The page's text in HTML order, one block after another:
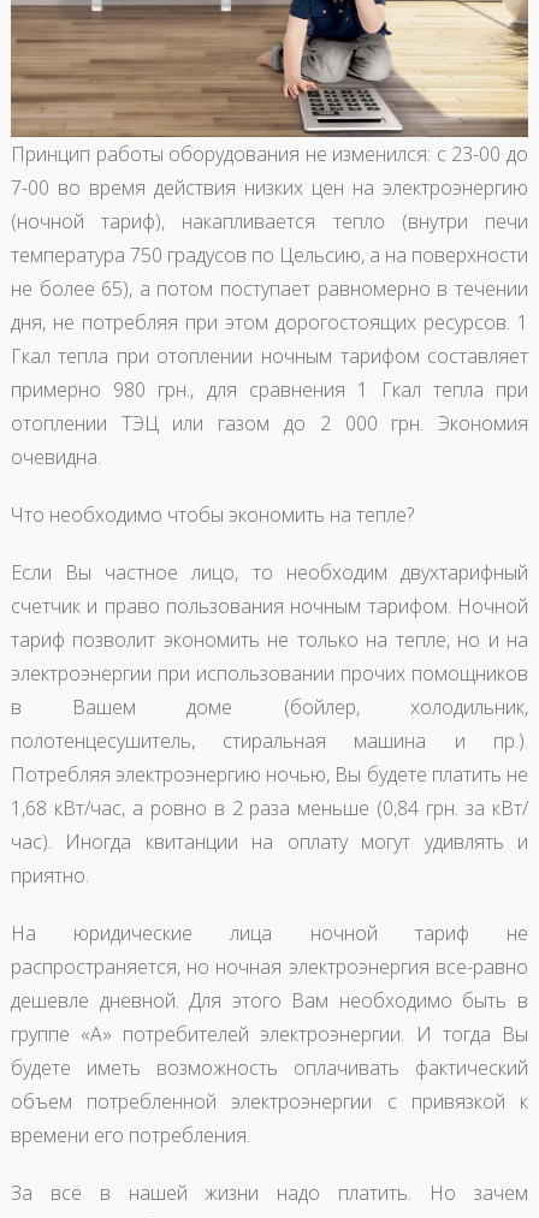
Принцип работы оборудования не изменился: с 23-00 до
7-00 во время действия низких цен на электроэнергию
(ночной тариф), накапливается тепло (внутри печи
температура 750 градусов по Цельсию, а на поверхности
не более 65), а потом поступает равномерно в течении
дня, не потребляя при этом дорогостоящих ресурсов. 1
Гкал тепла при отоплении ночным тарифом составляет
примерно 980 грн., для сравнения 1 Гкал тепла при
отоплении ТЭЦ или газом до 2 000 грн. Экономия
очевидна.
Что необходимо чтобы экономить на тепле?
Если Вы частное лицо, то необходим двухтарифный
счетчик и право пользования ночным тарифом. Ночной
тариф позволит экономить не только на тепле, но и на
электроэнергии при использовании прочих помощников
в Вашем доме (бойлер, холодильник,
полотенцесушитель, стиральная машина и пр.).
Потребляя электроэнергию ночью, Вы будете платить не
1,68 кВт/час, а ровно в 2 раза меньше (0,84 грн. за кВт/
час). Иногда квитанции на оплату могут удивлять и
приятно.
На юридические лица ночной тариф не
распространяется, но ночная электроэнергия все-равно
дешевле дневной. Для этого Вам необходимо быть в
группе «А» потребителей электроэнергии. И тогда Вы
будете иметь возможность оплачивать фактический
объем потребленной электроэнергии с привязкой к
времени его потребления.
За всё в нашей жизни надо платить. Но зачем